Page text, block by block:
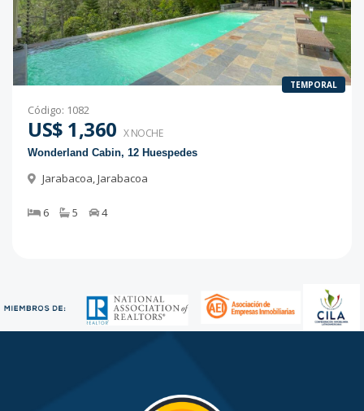
TEMPORAL
Código: 1082
US$ 1,360 X NOCHE
Wonderland Cabin, 12 Huespedes
Jarabacoa,Jarabacoa
6 5 4